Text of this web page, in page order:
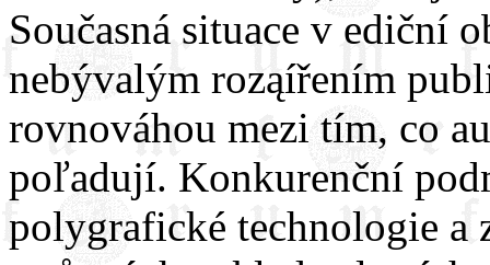
Současná situace v ediční
nebývalým roząířením
rovnováhou mezi tím, co
poľadují. Konkurenční
polygrafické technologie a